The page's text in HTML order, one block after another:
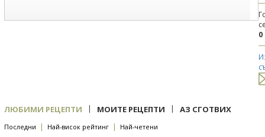
0
ЛЮБИМИ РЕЦЕПТИ | МОИТЕ РЕЦЕПТИ | АЗ СГОТВИХ
Последни | Най-висок рейтинг | Най-четени